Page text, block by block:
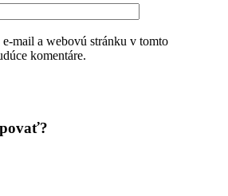
mail a webovú stránku v tomto
komentáre.